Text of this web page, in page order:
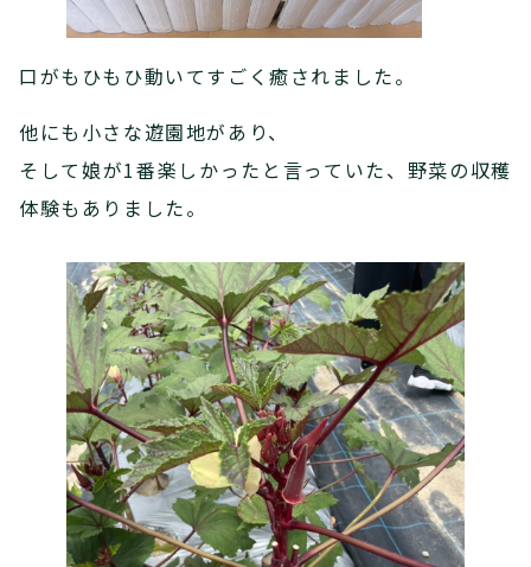
口がもひもひ動いてすごく癒されました。
他にも小さな遊園地があり、
そして娘が1番楽しかったと言っていた、野菜の収穫
体験もありました。